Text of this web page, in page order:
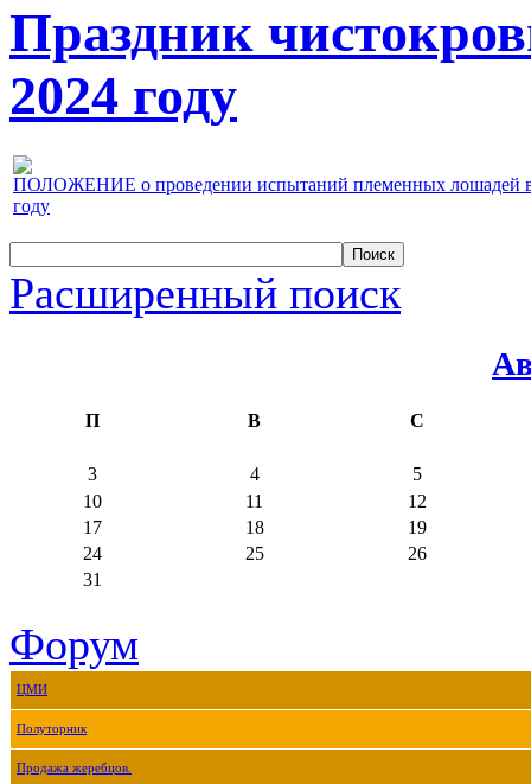
Праздник
2024 году
ПОЛОЖЕНИЕ о проведении испытаний племенных лошадей
году
Расширенный поиск
П В С
3 4
5
10
11
12
17
18
19
24
25
26
31
Форум
ЦМИ
Полуторник
Продажа жеребцов.